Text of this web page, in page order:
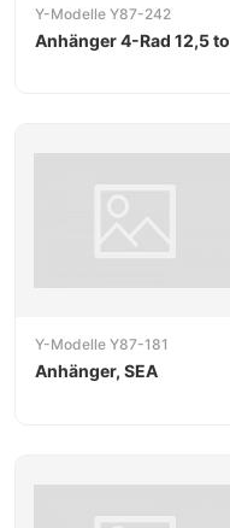
Y-Modelle Y87-242
Anhänger 4-Rad 12,5 to
Y-Modelle Y87-181
Anhänger, SEA